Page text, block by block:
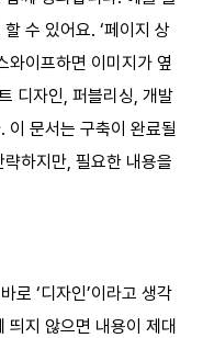
수 있어요. ‘페이지 상
와이프하면 이미지가 옆
디자인, 퍼블리싱, 개발
이 문서는 구축이 완료될
하지만, 필요한 내용을
로 ‘디자인’이라고 생각
띄지 않으면 내용이 제대